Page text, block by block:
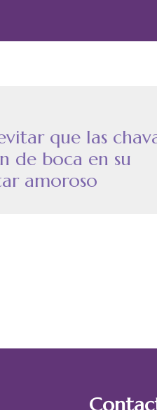
que las
de boca en su
amoroso